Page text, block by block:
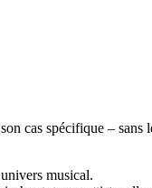
cas spécifique –
musical.